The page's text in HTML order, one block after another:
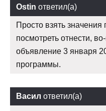
Ostin ответил(а)
Просто взять значения
посмотреть отнести,
объявление 3 января
программы.
Васил ответил(а)